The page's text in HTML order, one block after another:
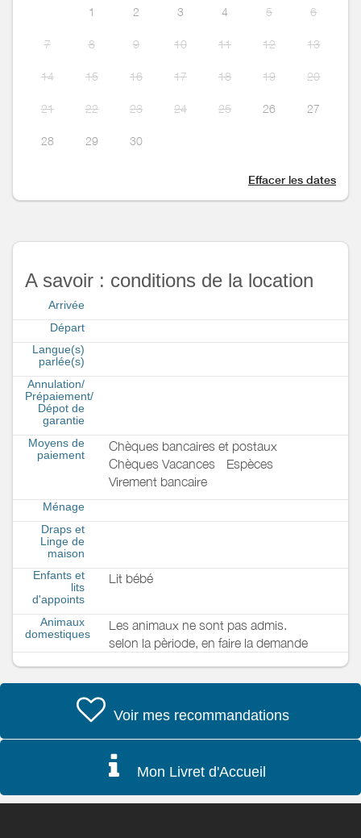
1 2 3 4 5 6
7 8 9 10 11 12 13
14 15 16 17 18 19 20
21 22 23 24 25 26 27
28 29 30
Effacer les dates
A savoir : conditions de la location
Arrivée
Départ
Langue(s)
parlée(s)
Annulation/
Prépaiement/
Dépot de
garantie
Moyens de
paiement
Chèques bancaires et postaux
Chèques Vacances
Espèces
Virement bancaire
Ménage
Draps et
Linge de
maison
Enfants et
lits
d'appoints
Lit bébé
Animaux
domestiques
Les animaux ne sont pas admis.
selon la pèriode, en faire la demande
Voir mes recommandations
Mon Livret d'Accueil